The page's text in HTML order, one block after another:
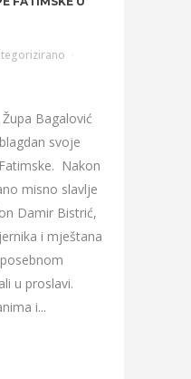
Bagalović
svoje
Nakon
misno slavlje
Damir Bistrić,
i mještana
u proslavi.
i...